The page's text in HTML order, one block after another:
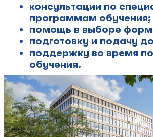
консультации по
программам обучения;
помощь в выборе
подготовку и подачу
поддержку во время
обучения.